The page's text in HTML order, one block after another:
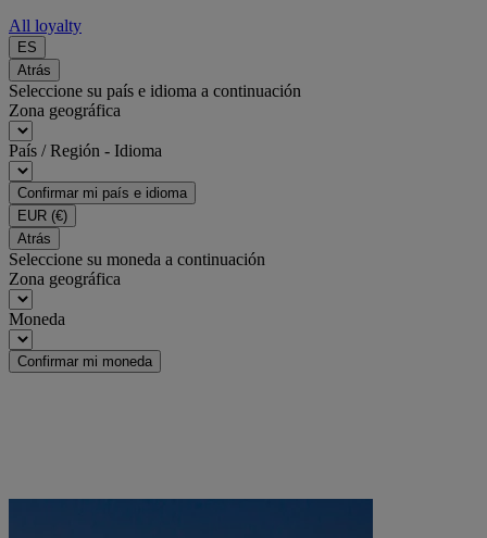
All loyalty
ES
Atrás
Seleccione su país e idioma a continuación
Zona geográfica
País / Región - Idioma
Confirmar mi país e idioma
EUR (€)
Atrás
Seleccione su moneda a continuación
Zona geográfica
Moneda
Confirmar mi moneda